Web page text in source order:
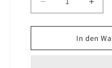
Verringere
die
Menge
Nagerpalast
die
für
In den